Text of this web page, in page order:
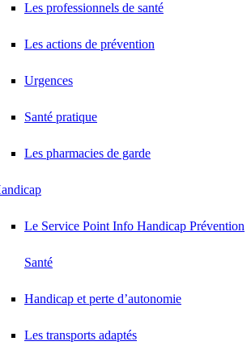
Les professionnels de santé
Les actions de prévention
Urgences
Santé pratique
Les pharmacies de garde
Le Service Point Info Handicap Prévention
Santé
Handicap et perte d’autonomie
Les transports adaptés